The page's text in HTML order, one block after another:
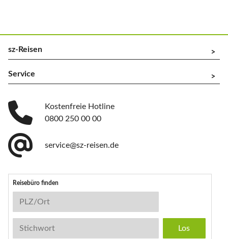
sz-Reisen ^
Service ^
Kostenfreie Hotline
0800 250 00 00
service@sz-reisen.de
Reisebüro finden
Reisebüro-Suche
PLZ/Ort